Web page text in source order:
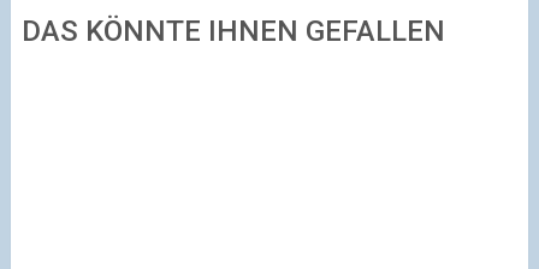
DAS KÖNNTE IHNEN GEFALLEN